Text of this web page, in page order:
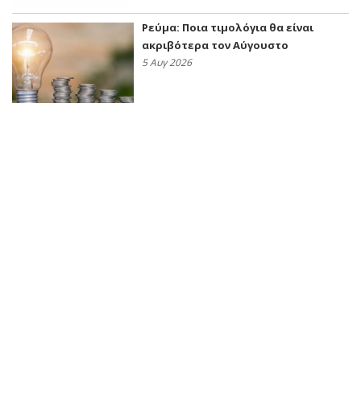
Ρεύμα: Ποια τιμολόγια θα είναι
ακριβότερα τον Αύγουστο
5 Αυγ 2026